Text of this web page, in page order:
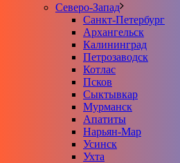
Северо-Запад
Санкт-Петербург
Архангельск
Калининград
Петрозаводск
Котлас
Псков
Сыктывкар
Мурманск
Апатиты
Нарьян-Мар
Усинск
Ухта